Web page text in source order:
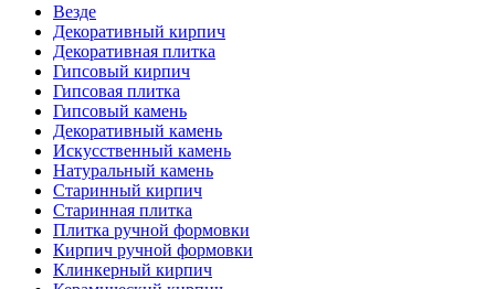
Везде
Декоративный кирпич
Декоративная плитка
Гипсовый кирпич
Гипсовая плитка
Гипсовый камень
Декоративный камень
Искусственный камень
Натуральный камень
Старинный кирпич
Старинная плитка
Плитка ручной формовки
Кирпич ручной формовки
Клинкерный кирпич